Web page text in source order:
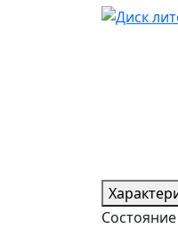
Состояние